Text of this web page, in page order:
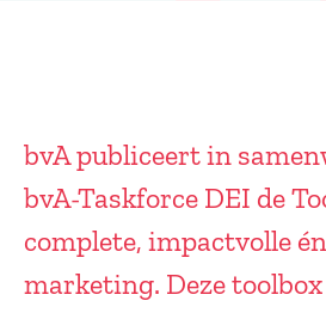
bvA publiceert in
bvA-Taskforce DEI de
complete, impactvolle
marketing. Deze